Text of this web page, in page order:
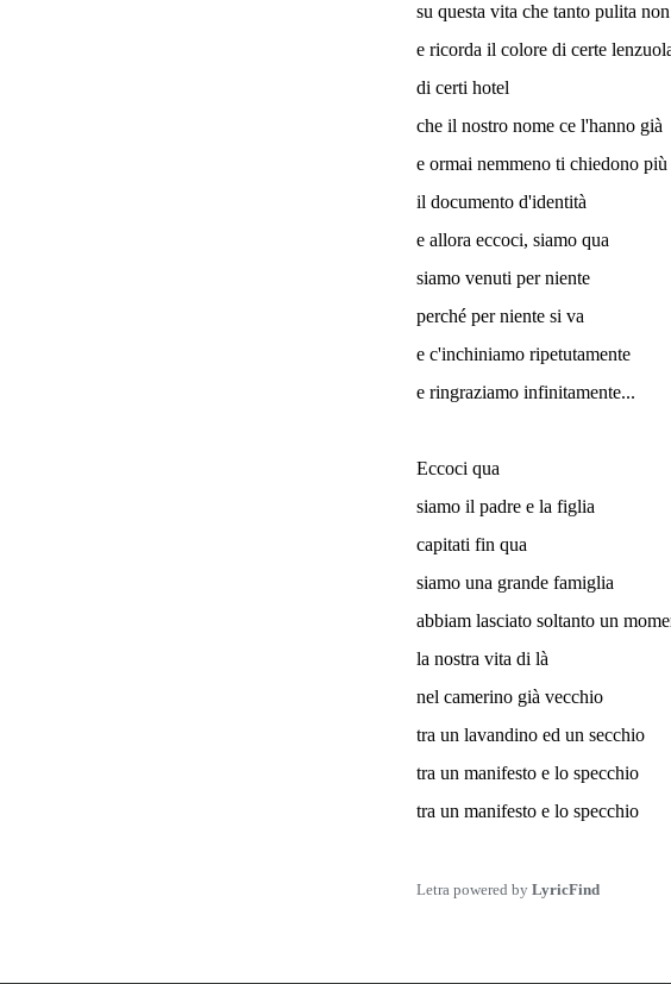
su questa vita che tanto pulita
e ricorda il colore di certe
di certi hotel
che il nostro nome ce l'hanno già
e ormai nemmeno ti chiedono più
il documento d'identità
e allora eccoci, siamo qua
siamo venuti per niente
perché per niente si va
e c'inchiniamo ripetutamente
e ringraziamo infinitamente...
Eccoci qua
siamo il padre e la figlia
capitati fin qua
siamo una grande famiglia
abbiam lasciato soltanto un
la nostra vita di là
nel camerino già vecchio
tra un lavandino ed un secchio
tra un manifesto e lo specchio
tra un manifesto e lo specchio
Letra powered by LyricFind